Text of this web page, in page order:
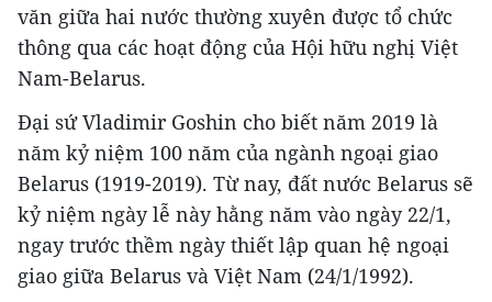
văn giữa hai nước thường xuyên được tổ chức
thông qua các hoạt động của Hội hữu nghị Việt
Nam-Belarus.
Đại sứ Vladimir Goshin cho biết năm 2019 là
năm kỷ niệm 100 năm của ngành ngoại giao
Belarus (1919-2019). Từ nay, đất nước Belarus sẽ
kỷ niệm ngày lễ này hằng năm vào ngày 22/1,
ngay trước thềm ngày thiết lập quan hệ ngoại
giao giữa Belarus và Việt Nam (24/1/1992).